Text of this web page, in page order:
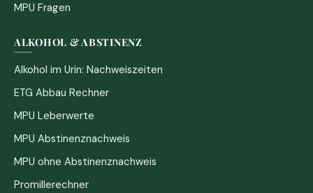
MPU Fragen
ALKOHOL & ABSTINENZ
Alkohol im Urin: Nachweiszeiten
ETG Abbau Rechner
MPU Leberwerte
MPU Abstinenznachweis
MPU ohne Abstinenznachweis
Promillerechner